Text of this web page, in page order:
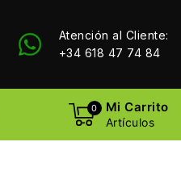
Atención al Cliente:
+34 618 47 74 84
0 Mi Carrito
Artículos